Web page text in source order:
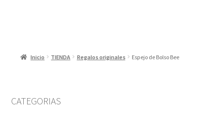
Inicio TIENDA Regalos originales Espejo de Bolso Bee
CATEGORIAS